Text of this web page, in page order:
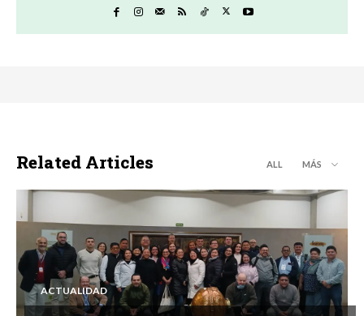
Related Articles ALL MÁS
ACTUALIDAD